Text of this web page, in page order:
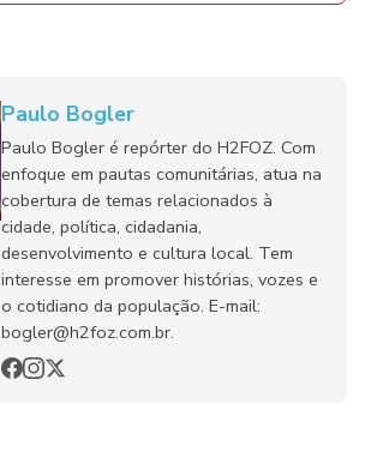
Paulo Bogler
Paulo Bogler é repórter do H2FOZ. Com
enfoque em pautas comunitárias, atua na
cobertura de temas relacionados à
cidade, política, cidadania,
desenvolvimento e cultura local. Tem
interesse em promover histórias, vozes e
o cotidiano da população. E-mail:
bogler@h2foz.com.br.